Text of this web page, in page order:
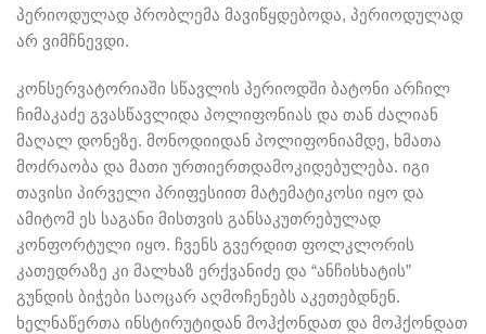
პერიოდულად პრობლემა მავიწყდებოდა, პერიოდულად
არ ვიმჩნევდი.
კონსერვატორიაში სწავლის პერიოდში ბატონი არჩილ
ჩიმაკაძე გვასწავლიდა პოლიფონიას და თან ძალიან
მაღალ დონეზე. მონოდიიდან პოლიფონიამდე, ხმათა
მოძრაობა და მათი ურთიერთდამოკიდებულება. იგი
თავისი პირველი პრიფესიით მატემატიკოსი იყო და
ამიტომ ეს საგანი მისთვის განსაკუთრებულად
კონფორტული იყო. ჩვენს გვერდით ფოლკლორის
კათედრაზე კი მალხაზ ერქვანიძე და “ანჩისხატის”
გუნდის ბიჭები საოცარ აღმოჩენებს აკეთებდნენ.
ხელნაწერთა ინსტირუტიდან მოჰქონდათ და მოჰქონდათ